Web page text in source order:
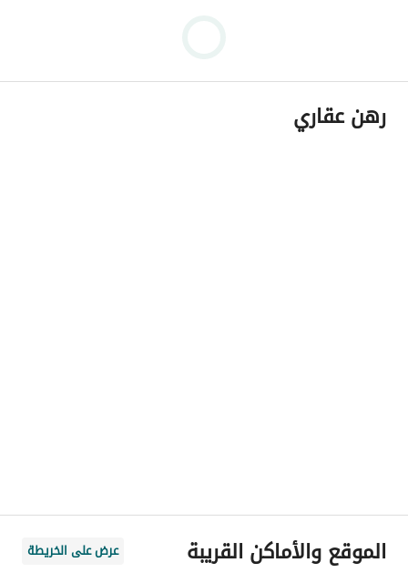
رهن عقاري
الموقع والأماكن القريبة عرض على الخريطة